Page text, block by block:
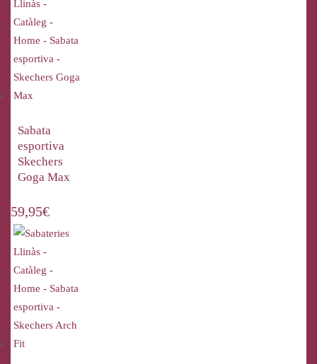
Sabata
esportiva
Skechers
Goga Max
59,95€